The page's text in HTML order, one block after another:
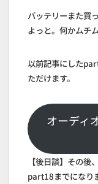
バッテリーまた買
よっと。何かムチ
以前記事にした
ただけます。
オーディ
【後日談】その
part18までになり